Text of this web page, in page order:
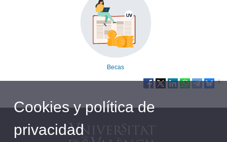
Becas
Cookies y política de
privacidad